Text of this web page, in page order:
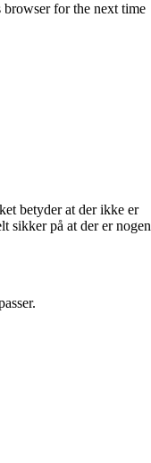
browser for the next time
betyder at der ikke er
sikker på at der er nogen